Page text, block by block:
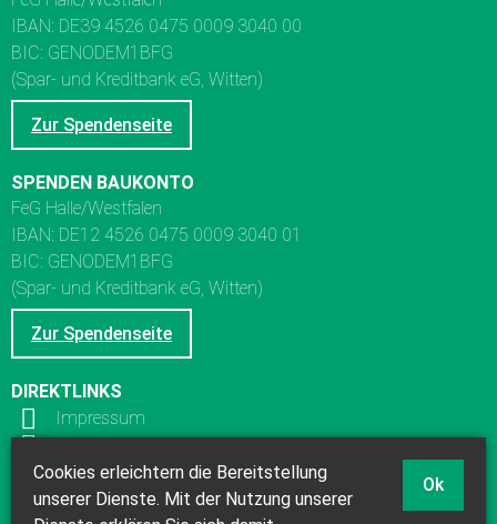
IBAN: DE39 4526 0475 0009 3040 00
BIC: GENODEM1BFG
(Spar- und Kreditbank eG, Witten)
Zur Spendenseite
SPENDEN BAUKONTO
FeG Halle/Westfalen
IBAN: DE12 4526 0475 0009 3040 01
BIC: GENODEM1BFG
(Spar- und Kreditbank eG, Witten)
Zur Spendenseite
DIREKTLINKS
Impressum
Datenschutz
Kinderschutzkonzept
Links
Cookies erleichtern die Bereitstellung
unserer Dienste. Mit der Nutzung unserer
Ok